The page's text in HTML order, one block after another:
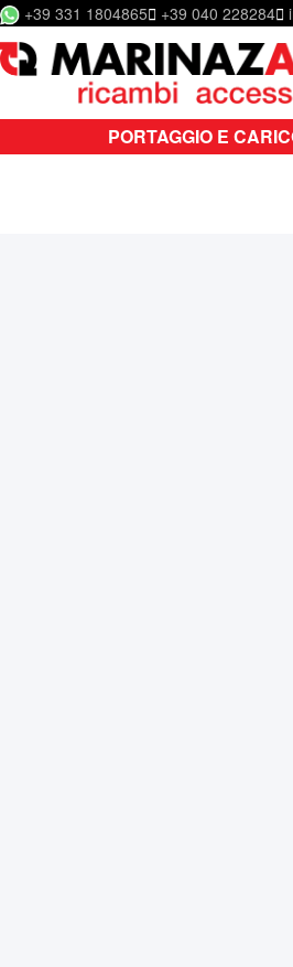
Salta al contenuto
+39 331 1804865 +39 040 228284
PORTAGGIO E